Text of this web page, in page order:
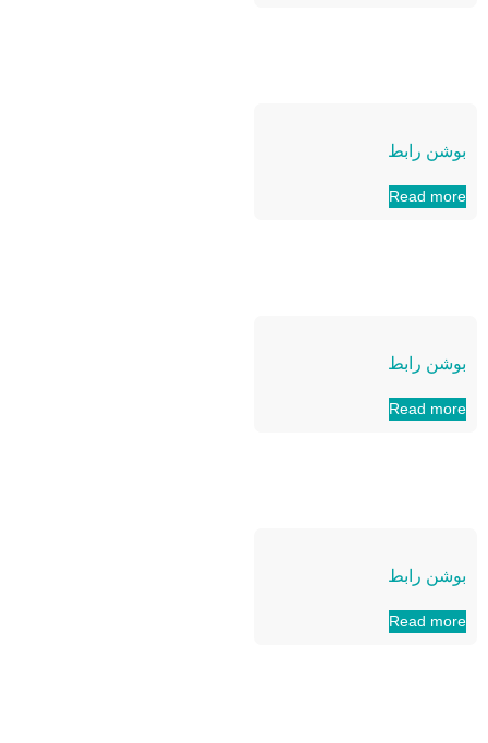
بوشن رابط
Read more
بوشن رابط
Read more
بوشن رابط
Read more